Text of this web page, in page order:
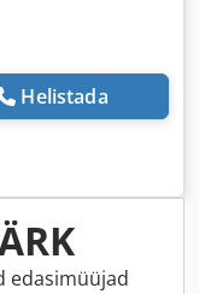
Helistada
edasimüüjad